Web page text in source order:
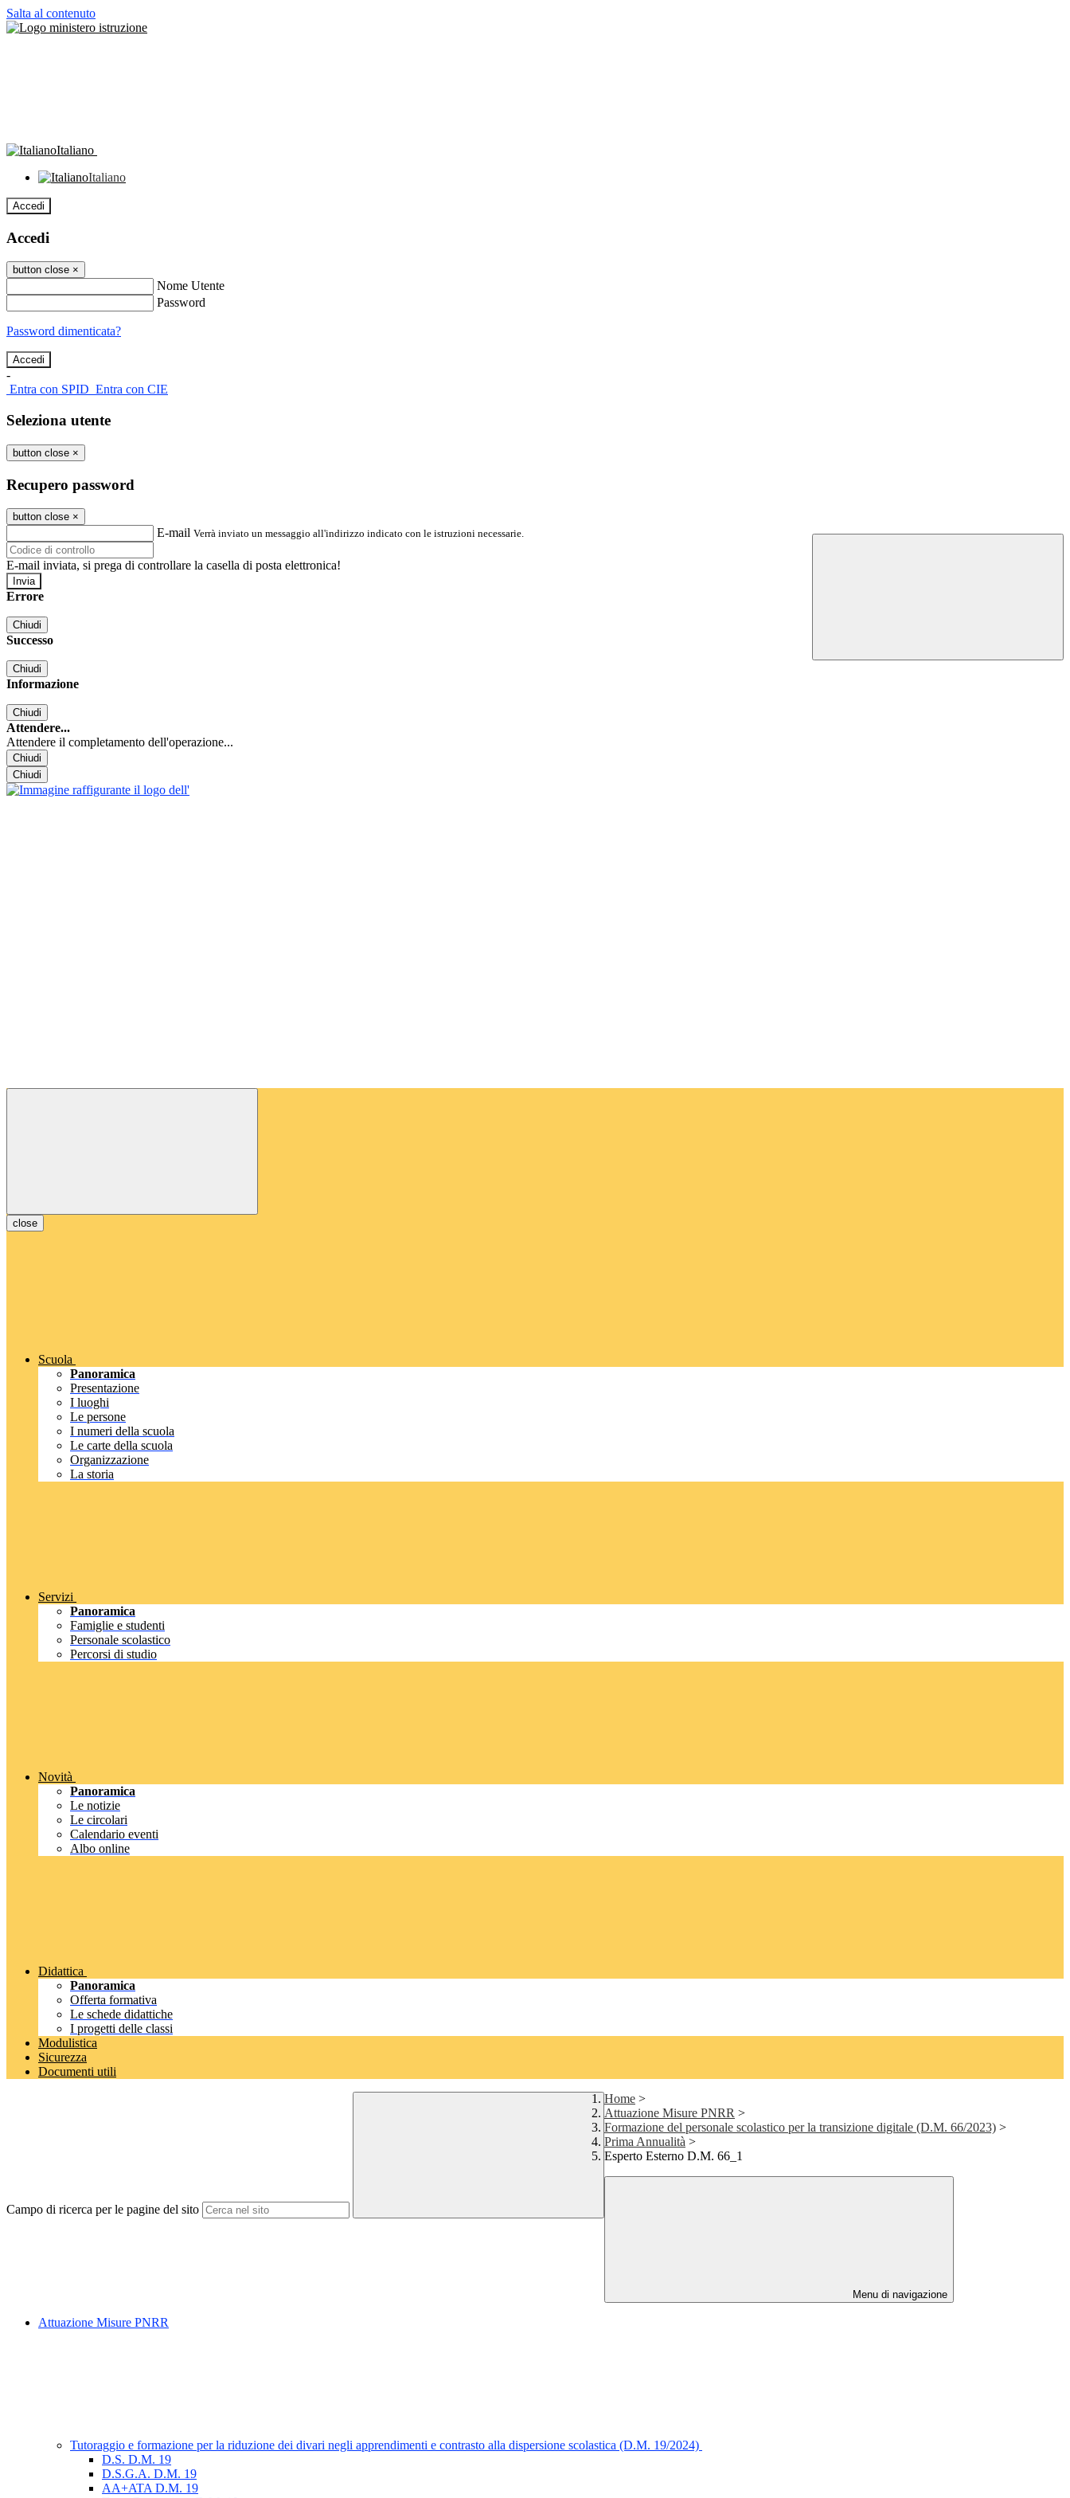
Salta al contenuto
Italiano
Italiano
Accedi
Accedi
button close ×
Nome Utente
Password
Password dimenticata?
-
Entra con SPID Entra con CIE
Seleziona utente
button close ×
Recupero password
button close ×
E-mail Verrà inviato un messaggio all'indirizzo indicato con le istruzioni necessarie.
E-mail inviata, si prega di controllare la casella di posta elettronica!
Errore
Chiudi
Successo
Chiudi
Informazione
Chiudi
Attendere...
Attendere il completamento dell'operazione...
Chiudi
Chiudi
close
Scuola
Panoramica
Presentazione
I luoghi
Le persone
I numeri della scuola
Le carte della scuola
Organizzazione
La storia
Servizi
Panoramica
Famiglie e studenti
Personale scolastico
Percorsi di studio
Novità
Panoramica
Le notizie
Le circolari
Calendario eventi
Albo online
Didattica
Panoramica
Offerta formativa
Le schede didattiche
I progetti delle classi
Modulistica
Sicurezza
Documenti utili
Campo di ricerca per le pagine del sito
Home >
Attuazione Misure PNRR >
Formazione del personale scolastico per la transizione digitale (D.M. 66/2023) >
Prima Annualità >
Esperto Esterno D.M. 66_1
Menu di navigazione
Attuazione Misure PNRR
Tutoraggio e formazione per la riduzione dei divari negli apprendimenti e contrasto alla dispersione scolastica (D.M. 19/2024)
D.S. D.M. 19
D.S.G.A. D.M. 19
AA+ATA D.M. 19